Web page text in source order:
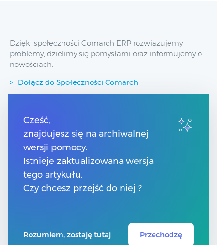
Dzięki społeczności Comarch ERP rozwiązujemy
problemy, dzielimy się pomysłami oraz informujemy o
nowościach.
Dołącz do Społeczności Comarch
Przydatne linki
Spis treści
Pomoc Comarch Betterfly
Pomoc Comarch e-Sklep
Pomoc Comarch HRM
Kontakt
Znajdź Partnera Comarch
Cześć,
znajdujesz się na archiwalnej
wersji pomocy.
Istnieje zaktualizowana wersja
tego artykułu.
Czy chcesz przejść do niej ?
Rozumiem, zostaję tutaj Przechodzę